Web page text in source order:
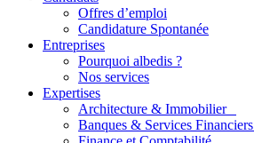
Offres d’emploi
Candidature Spontanée
Entreprises
Pourquoi albedis ?
Nos services
Expertises
Architecture & Immobilier
Banques & Services Financiers